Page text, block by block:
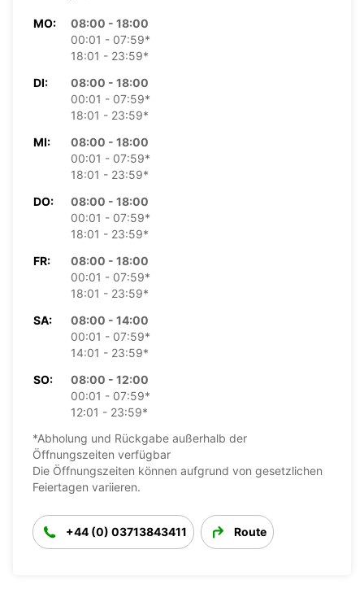
MO:
08:00 - 18:00
00:01 - 07:59*
18:01 - 23:59*
DI:
08:00 - 18:00
00:01 - 07:59*
18:01 - 23:59*
MI:
08:00 - 18:00
00:01 - 07:59*
18:01 - 23:59*
DO:
08:00 - 18:00
00:01 - 07:59*
18:01 - 23:59*
FR:
08:00 - 18:00
00:01 - 07:59*
18:01 - 23:59*
SA:
08:00 - 14:00
00:01 - 07:59*
14:01 - 23:59*
SO:
08:00 - 12:00
00:01 - 07:59*
12:01 - 23:59*
*Abholung und Rückgabe außerhalb der
Öffnungszeiten verfügbar
Die Öffnungszeiten können aufgrund von gesetzlichen
Feiertagen variieren.
+44 (0) 03713843411 Route